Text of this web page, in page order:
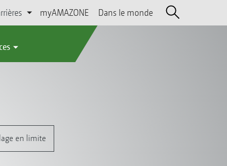
myAMAZONE Dans le monde
en limite